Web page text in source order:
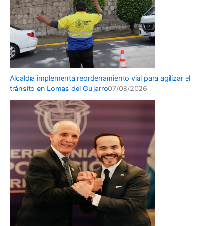
Alcaldía implementa reordenamiento vial para agilizar el
tránsito en Lomas del Guijarro07/08/2026